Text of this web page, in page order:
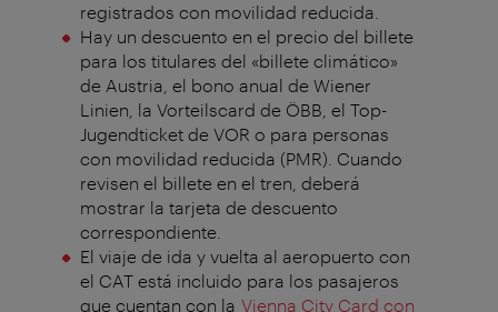
registrados con movilidad reducida.
Hay un descuento en el precio del billete
para los titulares del «billete climático»
de Austria, el bono anual de Wiener
Linien, la Vorteilscard de ÖBB, el Top-
Jugendticket de VOR o para personas
con movilidad reducida (PMR). Cuando
revisen el billete en el tren, deberá
mostrar la tarjeta de descuento
correspondiente.
El viaje de ida y vuelta al aeropuerto con
el CAT está incluido para los pasajeros
que cuentan con la Vienna City Card con